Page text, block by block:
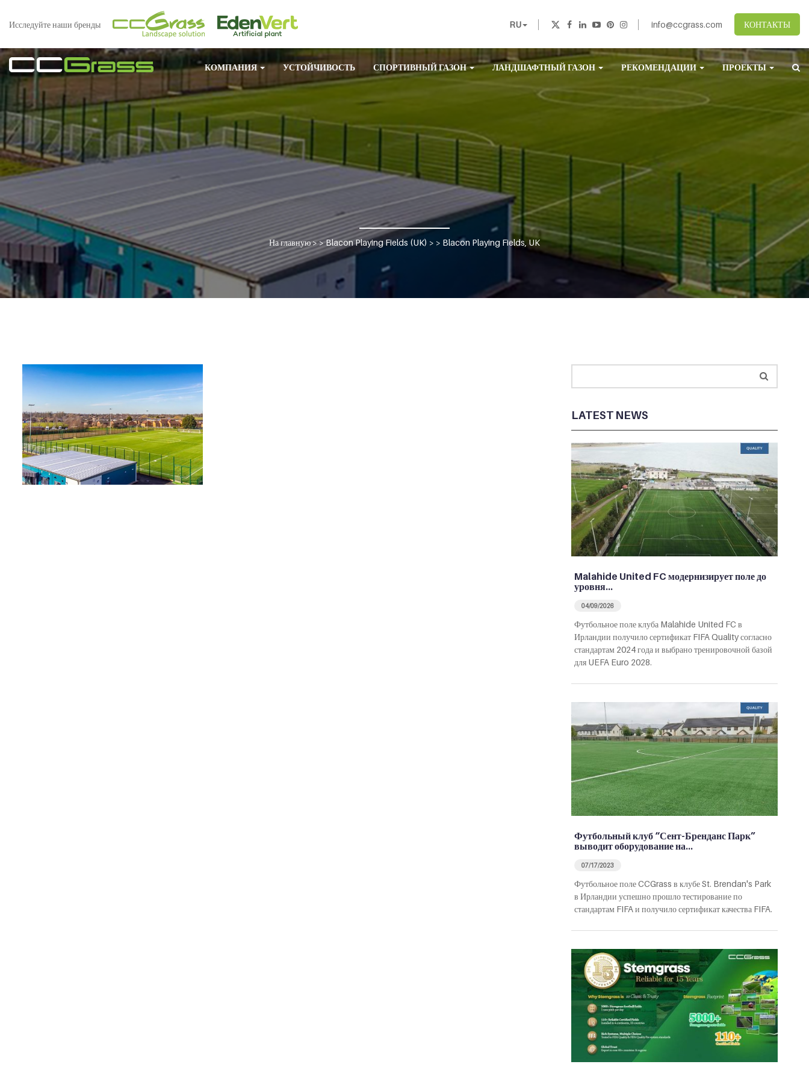
Исследуйте наши бренды RU info@ccgrass.com КОНТАКТЫ
КОМПАНИЯ УСТОЙЧИВОСТЬ СПОРТИВНЫЙ ГАЗОН ЛАНДШАФТНЫЙ ГАЗОН РЕКОМЕНДАЦИИ ПРОЕКТЫ
На главную> >Blacon Playing Fields (UK) > > Blacon Playing Fields, UK
LATEST NEWS
Malahide United FC модернизирует поле до
уровня…
04/09/2026
Футбольное поле клуба Malahide United FC в
Ирландии получило сертификат FIFA Quality согласно
стандартам 2024 года и выбрано тренировочной базой
для UEFA Euro 2028.
Футбольный клуб “Сент-Бренданс Парк”
выводит оборудование на…
07/17/2023
Футбольное поле CCGrass в клубе St. Brendan's Park
в Ирландии успешно прошло тестирование по
стандартам FIFA и получило сертификат качества FIFA.